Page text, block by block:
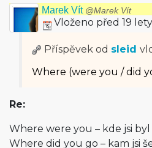
Marek Vít @Marek Vít
Vloženo před 19 lety
Příspěvek od sleid
Where (were you / did
Re:
Where were you – kde jsi byl
Where did you go – kam jsi